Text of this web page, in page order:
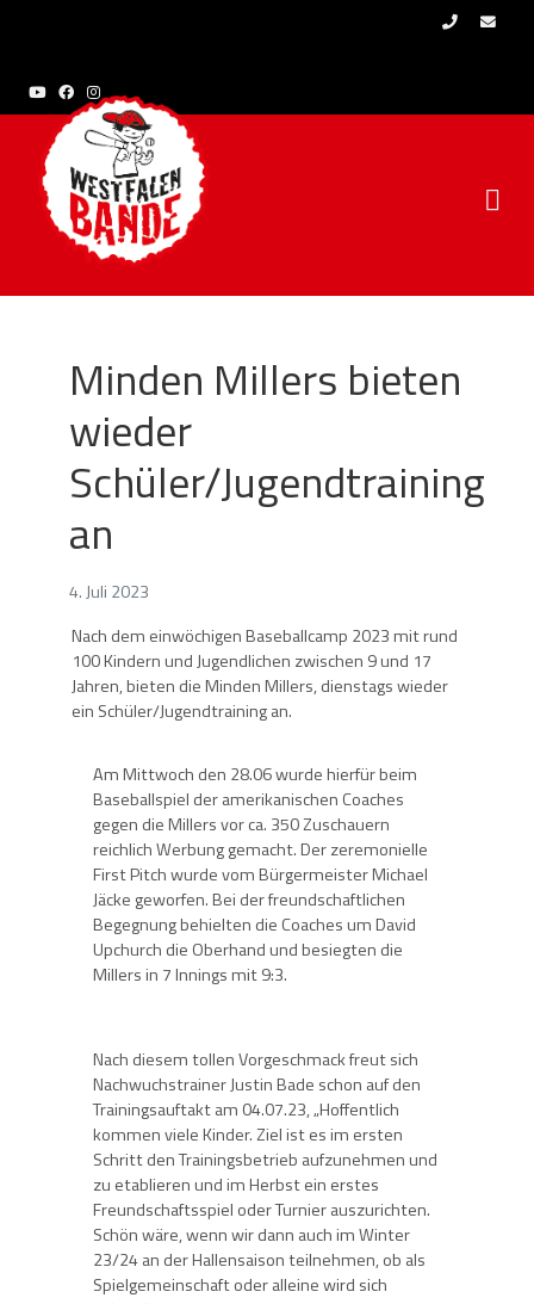
Minden Millers bieten
wieder
Schüler/Jugendtraining
an
4. Juli 2023
Nach dem einwöchigen Baseballcamp 2023 mit rund
100 Kindern und Jugendlichen zwischen 9 und 17
Jahren, bieten die Minden Millers, dienstags wieder
ein Schüler/Jugendtraining an.
Am Mittwoch den 28.06 wurde hierfür beim
Baseballspiel der amerikanischen Coaches
gegen die Millers vor ca. 350 Zuschauern
reichlich Werbung gemacht. Der zeremonielle
First Pitch wurde vom Bürgermeister Michael
Jäcke geworfen. Bei der freundschaftlichen
Begegnung behielten die Coaches um David
Upchurch die Oberhand und besiegten die
Millers in 7 Innings mit 9:3.
Nach diesem tollen Vorgeschmack freut sich
Nachwuchstrainer Justin Bade schon auf den
Trainingsauftakt am 04.07.23, „Hoffentlich
kommen viele Kinder. Ziel ist es im ersten
Schritt den Trainingsbetrieb aufzunehmen und
zu etablieren und im Herbst ein erstes
Freundschaftsspiel oder Turnier auszurichten.
Schön wäre, wenn wir dann auch im Winter
23/24 an der Hallensaison teilnehmen, ob als
Spielgemeinschaft oder alleine wird sich